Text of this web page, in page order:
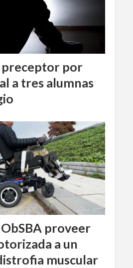
preceptor por
a tres alumnas
proveer
a un
muscular